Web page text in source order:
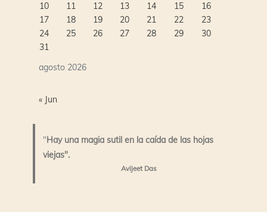
agosto 2026
10
11 12 13 14 15
16
17
18 19 20 21 22
23
24
25 26 27 28 29
30
31
« Jun
"Hay una magia sutil en la caída de las hojas
viejas".
Avijeet Das